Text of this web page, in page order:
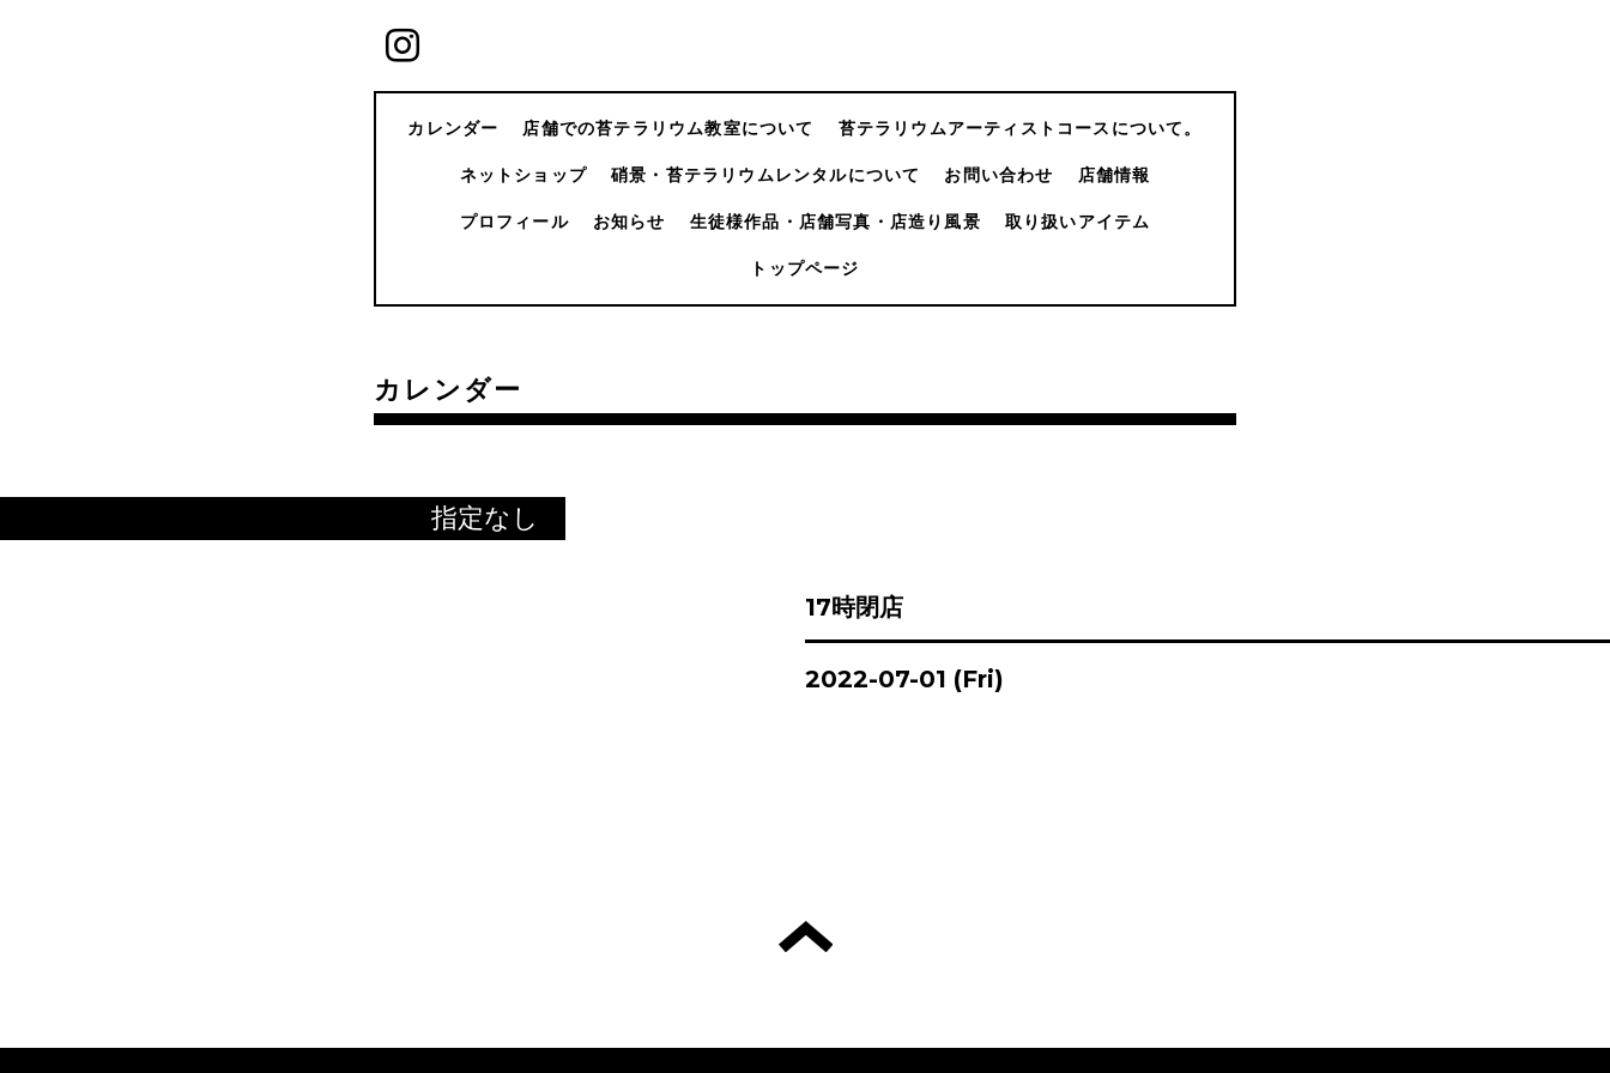
カレンダー 店舗での苔テラリウム教室について 苔テラリウムアーティストコースについて。
ネットショップ 硝景・苔テラリウムレンタルについて お問い合わせ 店舗情報
プロフィール お知らせ 生徒様作品・店舗写真・店造り風景 取り扱いアイテム
トップページ
カレンダー
指定なし
17時閉店
2022-07-01 (Fri)